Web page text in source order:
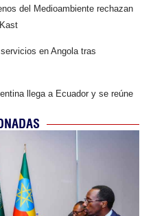
del Medioambiente rechazan
en Angola tras
llega a Ecuador y se reúne